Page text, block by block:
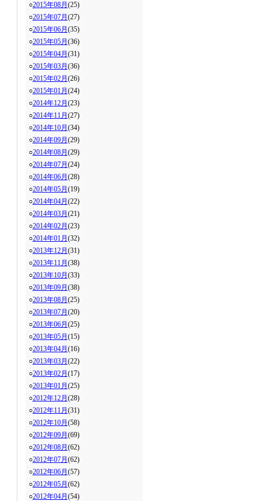
○2015年08月 (25)
○2015年07月 (27)
○2015年06月 (35)
○2015年05月 (36)
○2015年04月 (31)
○2015年03月 (36)
○2015年02月 (26)
○2015年01月 (24)
○2014年12月 (23)
○2014年11月 (27)
○2014年10月 (34)
○2014年09月 (29)
○2014年08月 (29)
○2014年07月 (24)
○2014年06月 (28)
○2014年05月 (19)
○2014年04月 (22)
○2014年03月 (21)
○2014年02月 (23)
○2014年01月 (32)
○2013年12月 (31)
○2013年11月 (38)
○2013年10月 (33)
○2013年09月 (38)
○2013年08月 (25)
○2013年07月 (20)
○2013年06月 (25)
○2013年05月 (15)
○2013年04月 (16)
○2013年03月 (22)
○2013年02月 (17)
○2013年01月 (25)
○2012年12月 (28)
○2012年11月 (31)
○2012年10月 (58)
○2012年09月 (69)
○2012年08月 (62)
○2012年07月 (62)
○2012年06月 (57)
○2012年05月 (62)
○2012年04月 (54)